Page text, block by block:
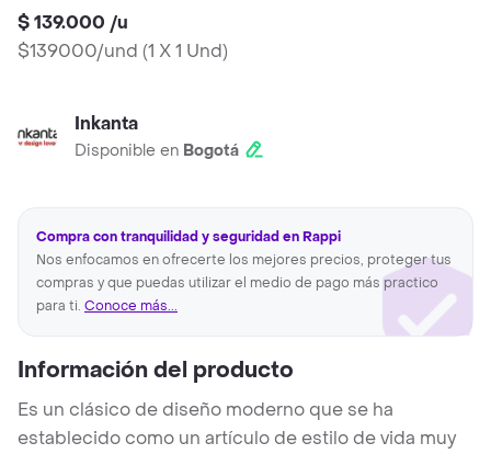
$ 139.000 /u
$139000/und (1 X 1 Und)
Inkanta
Disponible en Bogotá
Compra con tranquilidad y seguridad en Rappi
Nos enfocamos en ofrecerte los mejores precios, proteger tus
compras y que puedas utilizar el medio de pago más practico
para ti. Conoce más...
Información del producto
Es un clásico de diseño moderno que se ha
establecido como un artículo de estilo de vida muy